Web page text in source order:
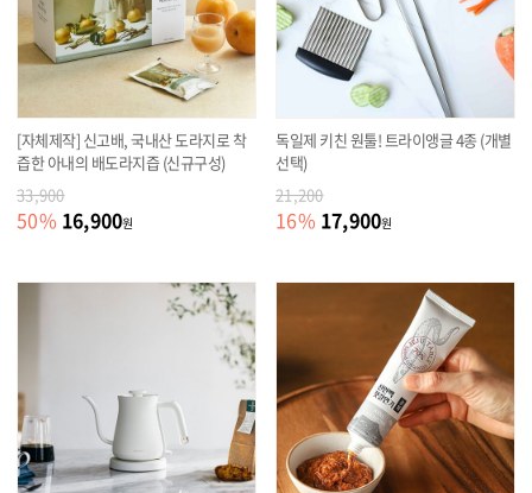
[자체제작] 신고배, 국내산 도라지로 착
즙한 아내의 배도라지즙 (신규구성)
33,900
50% 16,900원
독일제 키친 원툴! 트라이앵글 4종 (개별
선택)
21,200
16% 17,900원